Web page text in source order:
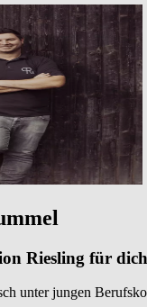
Riesling für
unter jungen